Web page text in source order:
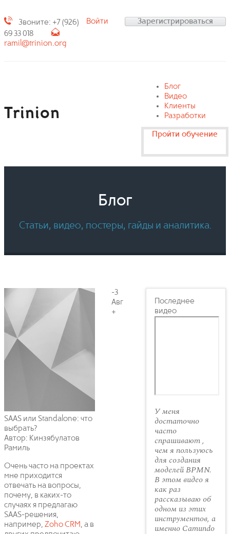
Звоните: +7 (926)
69 33 018
ramil@trinion.org
Войти Зарегистрироваться
Trinion
Блог
Видео
Клиенты
Разработки
Пройти обучение
Блог
Статьи, видео, постеры, гайды и аналитика.
SAAS или Standalone: что
выбрать?
Автор: Кинзябулатов
Рамиль
Очень часто на проектах
мне приходится
отвечать на вопросы,
почему, в каких-то
случаях я предлагаю
SAAS-решения,
например, Zoho CRM, а в
-3
Авг
+
Последнее
видео
У меня
достаточно
часто
спрашивают ,
чем я пользуюсь
для создания
моделей BPMN.
В этом видео я
как раз
рассказываю об
одном из этих
инструментов, а
именно Camundo